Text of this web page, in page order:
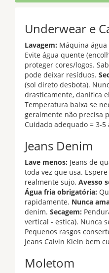
Underwear e
Lavagem: Máquina água
Evite água quente
proteger cores/logos.
pode deixar resíduos.
(sol direto desbota).
drasticamente, danifica
Temperatura baixa se
geralmente não precisa
Cuidado adequado = 3-
Jeans Denim
Lave menos: Jeans de
toda vez que usa.
realmente sujo. Avesso
Água fria obrigatória:
rapidamente. Nunca
denim. Secagem:
vertical - estica). Nunca
Pequenos rasgos
Jeans Calvin Klein bem
Moletom